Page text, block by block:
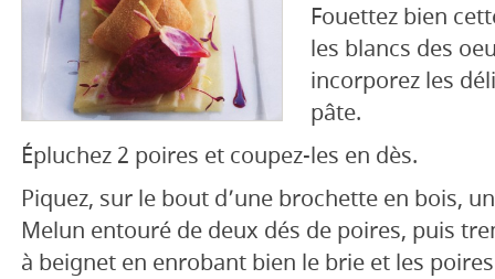
Fouettez bien
les blancs des
incorporez les
pâte.
Épluchez 2 poires et coupez-les en dès.
Piquez, sur le bout d’une brochette en bois,
Melun entouré de deux dés de poires, puis
à beignet en enrobant bien le brie et les